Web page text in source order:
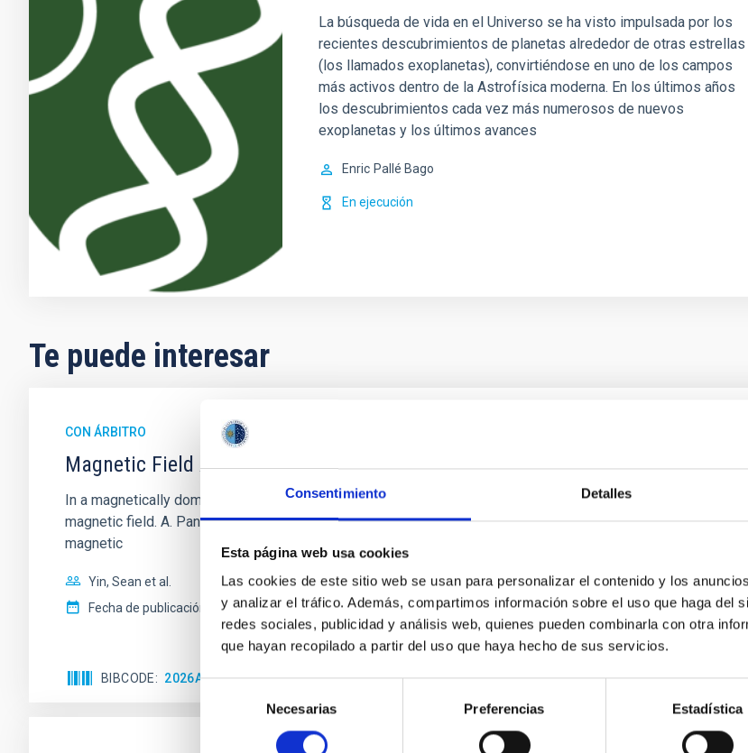
Consentimiento Detalles
Esta página web usa cookies
Las cookies de este sitio web se usan para personalizar el contenido y los
y analizar el tráfico. Además, compartimos información sobre el uso que haga del
redes sociales, publicidad y análisis web, quienes pueden combinarla con otra
que hayan recopilado a partir del uso que haya hecho de sus servicios.
consentimiento
Necesarias Preferencias Estadística
La búsqueda de vida en el Universo se ha visto impulsada por los
recientes descubrimientos de planetas alrededor de otras estrellas
(los llamados exoplanetas), convirtiéndose en uno de los campos
más activos dentro de la Astrofísica moderna. En los últimos años
los descubrimientos cada vez más numerosos de nuevos
exoplanetas y los últimos avances
Enric Pallé Bago
En ejecución
Te puede interesar
CON ÁRBITRO
Magnetic Field Alignment with Dense Cores in the Transition between Cloud
In a magnetically dominated model of star formation, we expect to see alignments between the magnetic
magnetic field. A. Pandhi et al. showed instead, however, that the orientation of cores and their angular
magnetic
Yin, Sean et al.
Fecha de publicación:
5 2026
BIBCODE 2026APJ..1003...83Y NÚMERO DE CITAS 0